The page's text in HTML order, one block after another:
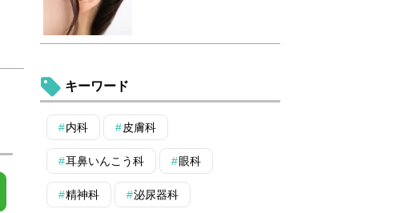
キーワード
内科 皮膚科
耳鼻いんこう科 眼科
精神科 泌尿器科